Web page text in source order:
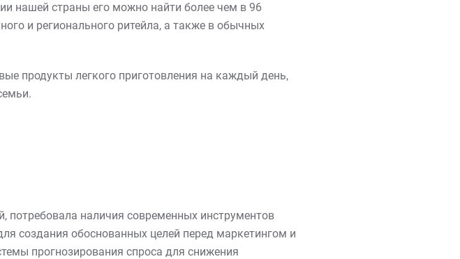
нашей страны его можно найти более чем в 96
и регионального ритейла, а также в обычных
продукты легкого приготовления на каждый день,
потребовала наличия современных инструментов
создания обоснованных целей перед маркетингом и
прогнозирования спроса для снижения